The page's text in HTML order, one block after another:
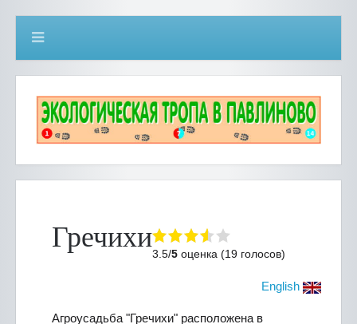
Гречихи
3.5/5 оценка (19 голосов)
English
Агроусадьба "Гречихи" расположена в